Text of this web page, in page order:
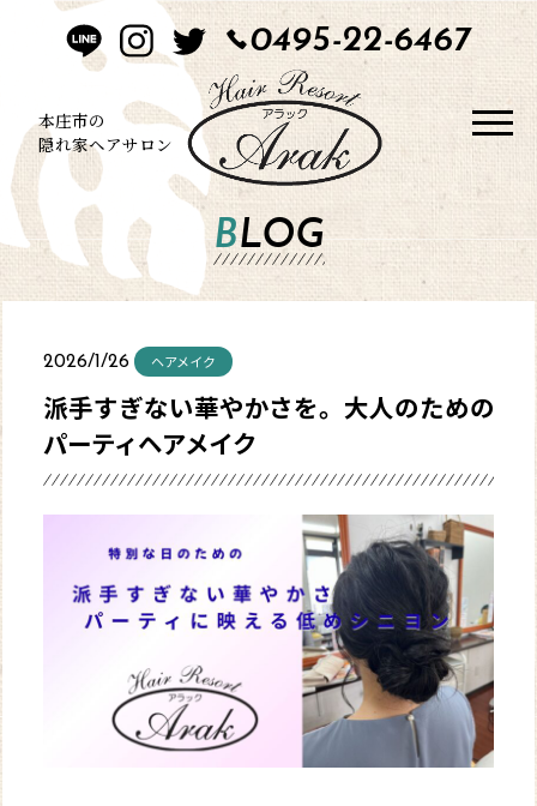
HOME
CONCEPT
STYLE
MENU
SALON
CONTACT
WEB予約
0495-22-6467
本庄市の
隠れ家ヘアサロン
BLOG
2026/1/26 ヘアメイク
派手すぎない華やかさを。大人のための
パーティヘアメイク